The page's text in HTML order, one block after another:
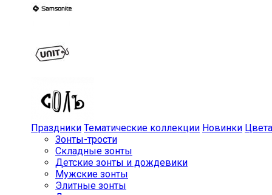
Праздники Тематические коллекции Новинки Цвета
Зонты-трости
Складные зонты
Детские зонты и дождевики
Мужские зонты
Элитные зонты